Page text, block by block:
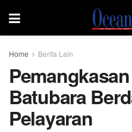
Home Berita Lain
Batubara
Pelayaran